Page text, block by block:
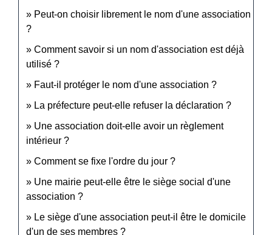
Peut-on choisir librement le nom d'une association
?
Comment savoir si un nom d'association est déjà
utilisé ?
Faut-il protéger le nom d'une association ?
La préfecture peut-elle refuser la déclaration ?
Une association doit-elle avoir un règlement
intérieur ?
Comment se fixe l'ordre du jour ?
Une mairie peut-elle être le siège social d'une
association ?
Le siège d'une association peut-il être le domicile
d'un de ses membres ?